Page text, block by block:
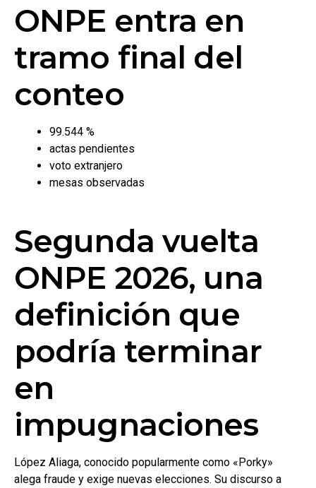
ONPE entra en
tramo final del
conteo
99.544 %
actas pendientes
voto extranjero
mesas observadas
Segunda vuelta
ONPE 2026, una
definición que
podría terminar
en
impugnaciones
López Aliaga, conocido popularmente como «Porky»
alega fraude y exige nuevas elecciones. Su discurso a